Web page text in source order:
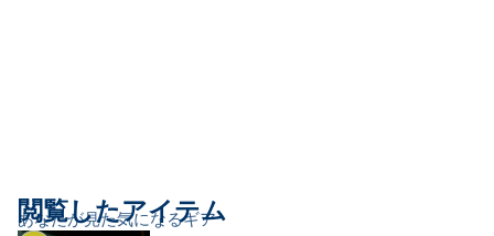
あなたが見た気になるギア
閲覧したアイテム